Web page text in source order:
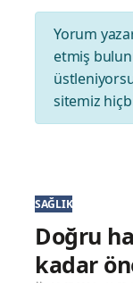
Yorum
etmiş
sitemiz
SAĞLIK
Doğru
kadar